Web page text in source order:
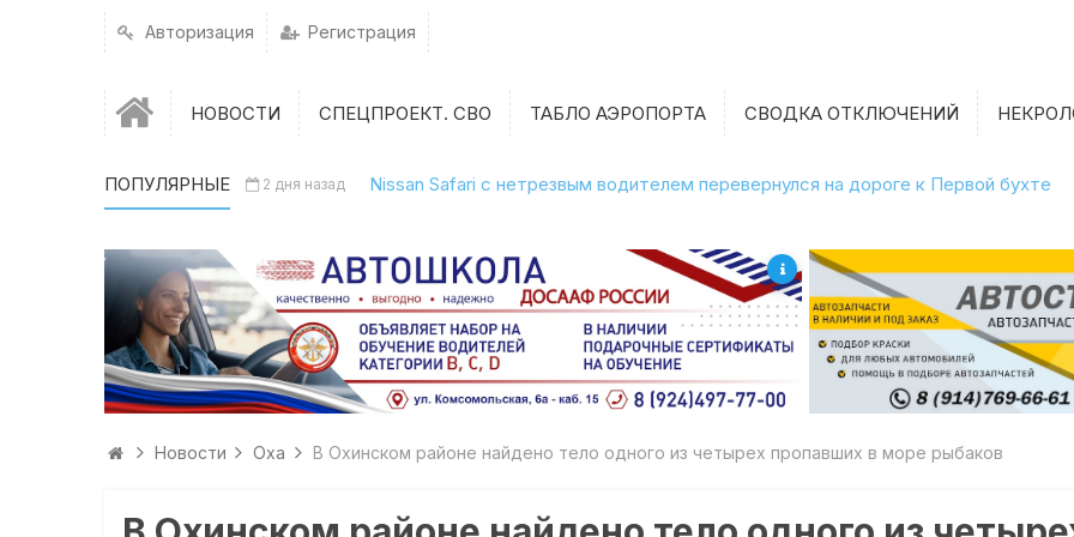
Авторизация Регистрация
НОВОСТИ СПЕЦПРОЕКТ. СВО ТАБЛО АЭРОПОРТА СВОДКА ОТКЛЮЧЕНИЙ
ПОПУЛЯРНЫЕ 2 дня назад Nissan Safari с нетрезвым водителем перевернулся на дороге к Первой бухте
Новости Оха В Охинском районе найдено тело одного из четырех пропавших в море рыбаков